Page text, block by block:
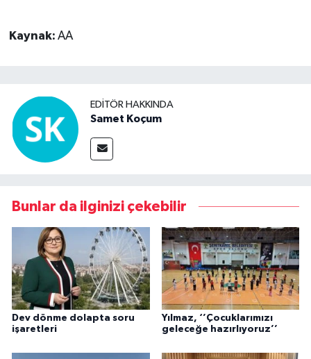
Kaynak: AA
EDITÖR HAKKINDA
Samet Koçum
Bunlar da ilginizi çekebilir
Dev dönme dolapta soru
işaretleri
Yılmaz, ‘’Çocuklarımızı
geleceğe hazırlıyoruz’’